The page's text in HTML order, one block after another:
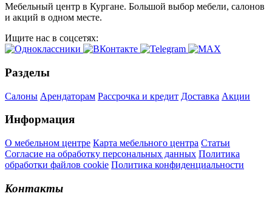
Мебельный центр в Кургане. Большой выбор мебели, салонов
и акций в одном месте.
Ищите нас в соцсетях:
Разделы
Салоны Арендаторам Рассрочка и кредит Доставка Акции
Информация
О мебельном центре Карта мебельного центра Статьи
Согласие на обработку персональных данных Политика
обработки файлов cookie Политика конфиденциальности
Контакты